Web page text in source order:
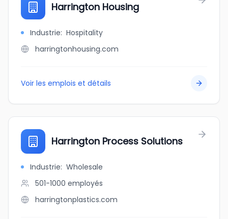
Harrington Housing
Industrie: Hospitality
harringtonhousing.com
Voir les emplois et détails
Harrington Process Solutions
Industrie: Wholesale
501-1000 employés
harringtonplastics.com